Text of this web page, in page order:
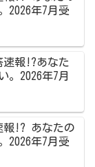
2026年7月受
速報!?あなた
。2026年7月
報!? あなたの
2026年7月受